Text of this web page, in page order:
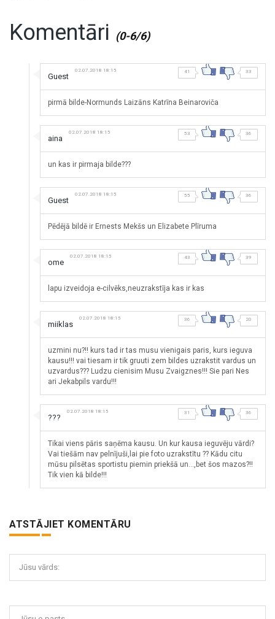
Komentāri (0-6/6)
Guest
02.07.2018 18:15 41 33
pirmā bilde-Normunds Laizāns Katrīna Beinaroviča
aina
02.07.2018 18:15 53 36
un kas ir pirmaja bilde???
Guest
02.07.2018 18:15 55 36
Pēdējā bildē ir Ernests Mekšs un Elizabete Plīruma
ome
02.07.2018 18:15 43 39
lapu izveidoja e-cilvēks,neuzrakstīja kas ir kas
miiklas
02.07.2018 18:15 36 20
uzmini nu?!! kurs tad ir tas musu vienigais paris, kurs ieguva
kausu!!! vai tiesam ir tik gruuti zem bildes uzrakstit vardus un
uzvardus??? Ludzu cienisim Musu Zvaigznes!!! Sie pari Nes
ari Jekabpils vardu!!!
???
02.07.2018 18:15 31 36
Tikai viens pāris saņēma kausu. Un kur kausa ieguvēju vārdi?
Vai tiešām nav pelnījuši,lai pie foto uzrakstītu ?? Kādu citu
mūsu pilsētas sportistu piemin priekšā un...,bet šos mazos?!!
Tik vien kā bilde!!!
ATSTĀJIET KOMENTĀRU
Jūsu vārds: